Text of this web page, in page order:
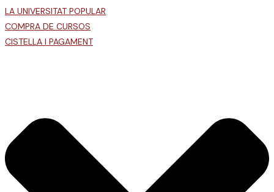
LA UNIVERSITAT POPULAR
COMPRA DE CURSOS
CISTELLA I PAGAMENT